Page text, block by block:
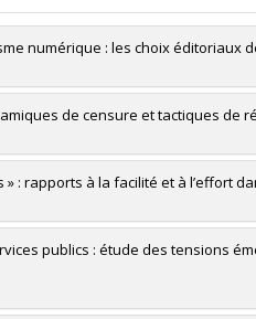
numérique : les choix éditoriaux
de censure et tactiques de
: rapports à la facilité et à l’effort
publics : étude des tensions